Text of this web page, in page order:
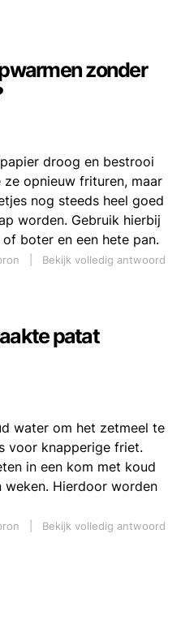
zonder
droog en bestrooi
opnieuw frituren, maar
nog steeds heel goed
worden. Gebruik hierbij
boter en een hete pan.
Bekijk volledig antwoord
patat
water om het zetmeel te
voor knapperige friet.
in een kom met koud
Hierdoor worden
Bekijk volledig antwoord